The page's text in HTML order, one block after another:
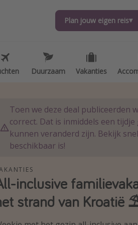
Plan jouw eigen reis
Duurzaam Vakanties
Plan jouw eigen reis
Duurzaam Vakanties
Toen we deze deal publiceerden
correct. Dat is inmiddels een tijdje
kunnen veranderd zijn. Bekijk
beschikbaar is!
inclusive
strand van Kroatië